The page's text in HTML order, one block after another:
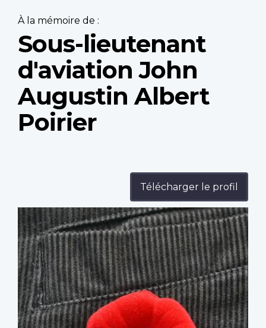
À la mémoire de :
Sous-lieutenant
d'aviation John
Augustin Albert
Poirier
Télécharger le profil
Profile
image